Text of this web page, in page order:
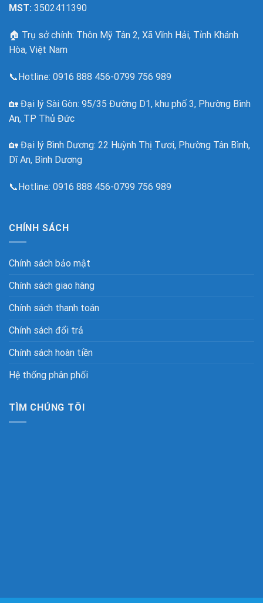
MST: 3502411390
🏠 Trụ sở chính: Thôn Mỹ Tân 2, Xã Vĩnh Hải, Tỉnh Khánh
Hòa, Việt Nam
📞Hotline: 0916 888 456-0799 756 989
🏡 Đại lý Sài Gòn: 95/35 Đường D1, khu phố 3, Phường Bình
An, TP Thủ Đức
🏡 Đại lý Bình Dương: 22 Huỳnh Thị Tươi, Phường Tân Bình,
Dĩ An, Bình Dương
📞Hotline: 0916 888 456-0799 756 989
CHÍNH SÁCH
Chính sách bảo mật
Chính sách giao hàng
Chính sách thanh toán
Chính sách đổi trả
Chính sách hoàn tiền
Hệ thống phân phối
TÌM CHÚNG TÔI